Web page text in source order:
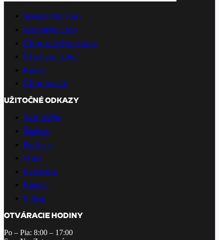
Spoločenské účesy
Festivalové účesy
Účesy na bežné nosenie
Účesy pre mužov
Kučery
Účesy pre deti
UŽITOČNÉ ODKAZY
Naše služby
Školenia
Pre firmy
O nás
Rezervácia
Kontakt
E-shop
OTVÁRACIE HODINY
Po – Pia: 8:00 – 17:00